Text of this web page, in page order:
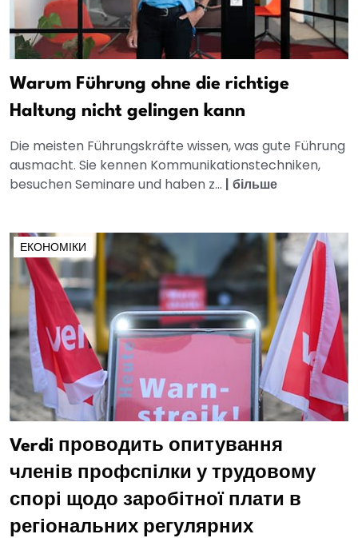
Warum Führung ohne die richtige
Haltung nicht gelingen kann
Die meisten Führungskräfte wissen, was gute Führung
ausmacht. Sie kennen Kommunikationstechniken,
besuchen Seminare und haben z... | більше
ЕКОНОМІКИ
Verdi проводить опитування
членів профспілки у трудовому
спорі щодо заробітної плати в
регіональних регулярних